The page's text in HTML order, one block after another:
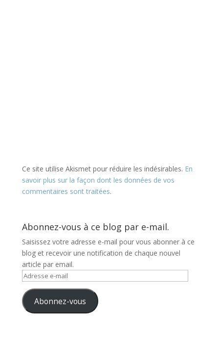
Ce site utilise Akismet pour réduire les indésirables. En
savoir plus sur la façon dont les données de vos
commentaires sont traitées.
Abonnez-vous à ce blog par e-mail.
Saisissez votre adresse e-mail pour vous abonner à ce
blog et recevoir une notification de chaque nouvel
article par email.
Adresse
mail Abonnez-vous